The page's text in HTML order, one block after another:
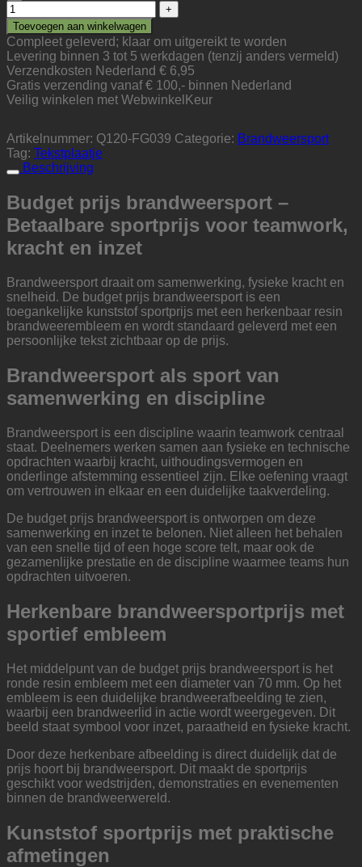
Toevoegen aan winkelwagen
Compleet geleverd; klaar om uitgereikt te worden
Levering binnen 3 tot 5 werkdagen (tenzij anders vermeld)
Verzendkosten Nederland € 6,95
Gratis verzending vanaf € 100,- binnen Nederland
Veilig winkelen met WebwinkelKeur
Artikelnummer: Q120-FG039 Categorie: Brandweersport
Tag: Tekstplaatje
Beschrijving
Budget prijs brandweersport –
Betaalbare sportprijs voor teamwork,
kracht en inzet
Brandweersport draait om samenwerking, fysieke kracht en
snelheid. De budget prijs brandweersport is een
toegankelijke kunststof sportprijs met een herkenbaar resin
brandweerembleem en wordt standaard geleverd met een
persoonlijke tekst zichtbaar op de prijs.
Brandweersport als sport van
samenwerking en discipline
Brandweersport is een discipline waarin teamwork centraal
staat. Deelnemers werken samen aan fysieke en technische
opdrachten waarbij kracht, uithoudingsvermogen en
onderlinge afstemming essentieel zijn. Elke oefening vraagt
om vertrouwen in elkaar en een duidelijke taakverdeling.
De budget prijs brandweersport is ontworpen om deze
samenwerking en inzet te belonen. Niet alleen het behalen
van een snelle tijd of een hoge score telt, maar ook de
gezamenlijke prestatie en de discipline waarmee teams hun
opdrachten uitvoeren.
Herkenbare brandweersportprijs met
sportief embleem
Het middelpunt van de budget prijs brandweersport is het
ronde resin embleem met een diameter van 70 mm. Op het
embleem is een duidelijke brandweerafbeelding te zien,
waarbij een brandweerlid in actie wordt weergegeven. Dit
beeld staat symbool voor inzet, paraatheid en fysieke kracht.
Door deze herkenbare afbeelding is direct duidelijk dat de
prijs hoort bij brandweersport. Dit maakt de sportprijs
geschikt voor wedstrijden, demonstraties en evenementen
binnen de brandweerwereld.
Kunststof sportprijs met praktische
afmetingen